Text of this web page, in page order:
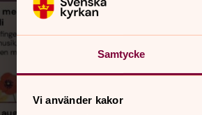
Samtycke
Vi använder kakor